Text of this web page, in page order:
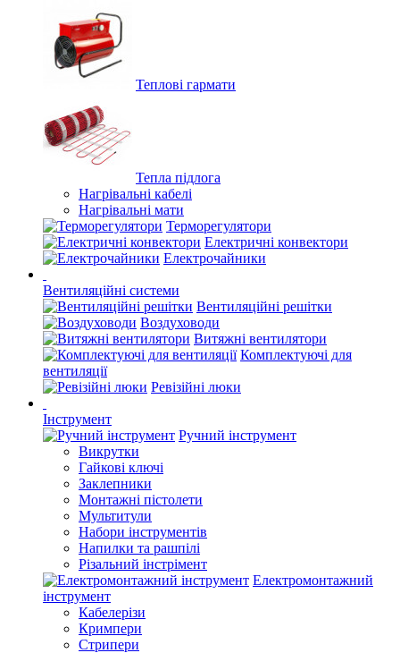
Теплові гармати
Тепла підлога
Нагрівальні кабелі
Нагрівальні мати
Терморегулятори
Електричні конвектори
Електрочайники
Вентиляційні системи
Вентиляційні решітки
Воздуховоди
Витяжні вентилятори
Комплектуючі для
вентиляції
Ревізійні люки
Інструмент
Ручний інструмент
Викрутки
Гайкові ключі
Заклепники
Монтажні пістолети
Мультитули
Набори інструментів
Напилки та рашпілі
Різальний інстрімент
Електромонтажний
інструмент
Кабелерізи
Кримпери
Стрипери